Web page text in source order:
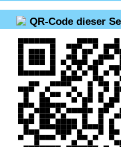
QR-Code dieser